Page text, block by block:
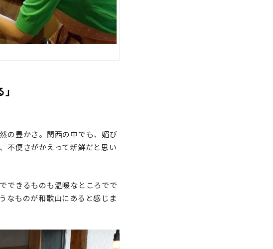
の豊かさ。関西の中でも、媚び
不便さがかえって新鮮だと思い
できるものも温暖なところでで
なものが和歌山にあると感じま